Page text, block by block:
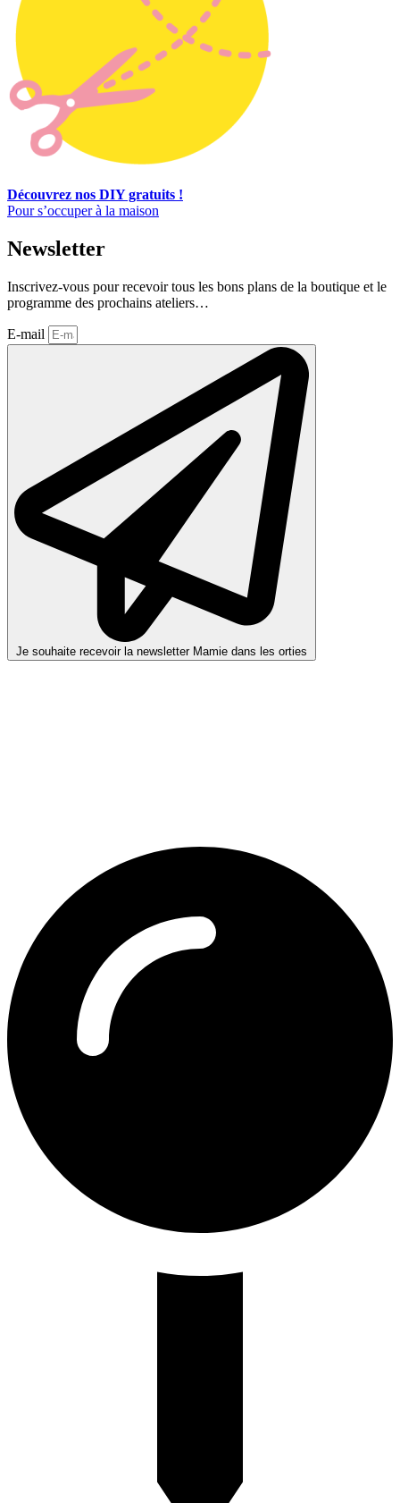
Découvrez nos DIY gratuits !
Pour s’occuper à la maison
Newsletter
Inscrivez-vous pour recevoir tous les bons plans de la boutique et le
programme des prochains ateliers…
E-mail
Je souhaite recevoir la newsletter Mamie dans les orties